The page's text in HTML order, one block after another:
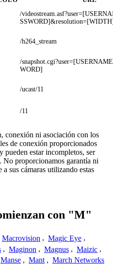
/
/h264_stream
/
WORD]
/ucast/11
/11
conexión ni asociación con los
de conexión proporcionados
pueden estar incompletos, ser
No proporcionamos garantía ni
a sus cámaras utilizando estas
con "M"
Macrovision , Magic Eye ,
, Maginon , Magnus , Maizic ,
Manse , Mant , March Networks